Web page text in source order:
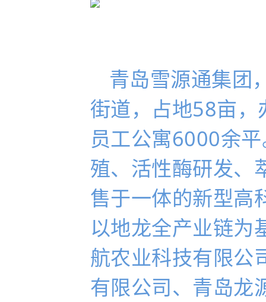
青岛雪源通集团
街道，占地58亩
员工公寓6000余
殖、活性酶研发、
售于一体的新型高
以地龙全产业链为
航农业科技有限公
有限公司、青岛龙